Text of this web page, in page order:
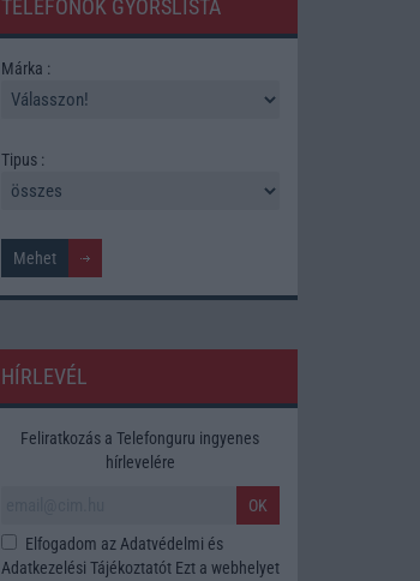
TELEFONOK GYORSLISTA
Márka :
Tipus :
HÍRLEVÉL
Feliratkozás a Telefonguru ingyenes
hírlevelére
OK
Elfogadom az Adatvédelmi és
Adatkezelési TájékoztatótEzt a webhelyet